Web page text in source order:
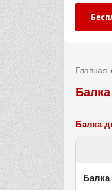
Главная
Балка
Балка